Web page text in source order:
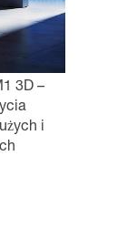
3D –
i